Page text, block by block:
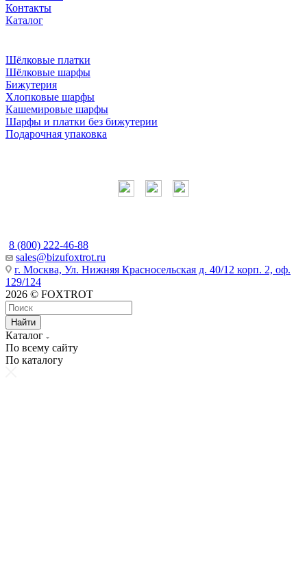
Контакты
Каталог
Шёлковые платки
Шёлковые шарфы
Бижутерия
Хлопковые шарфы
Кашемировые шарфы
Шарфы и платки без бижутерии
Подарочная упаковка
8 (800) 222-46-88
sales@bizufoxtrot.ru
г. Москва, Ул. Нижняя Красносельская д. 40/12 корп. 2, оф.
129/124
2026 © FOXTROT
Найти
Каталог
По всему сайту
По каталогу